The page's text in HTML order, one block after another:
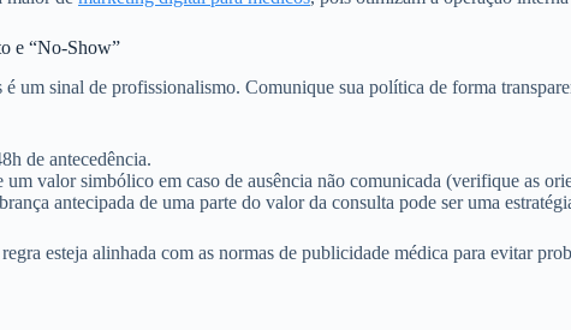
e “No-Show”
é um sinal de profissionalismo. Comunique sua política de forma
de antecedência.
valor simbólico em caso de ausência não comunicada (verifique as
antecipada de uma parte do valor da consulta pode ser uma
esteja alinhada com as normas de publicidade médica para evitar